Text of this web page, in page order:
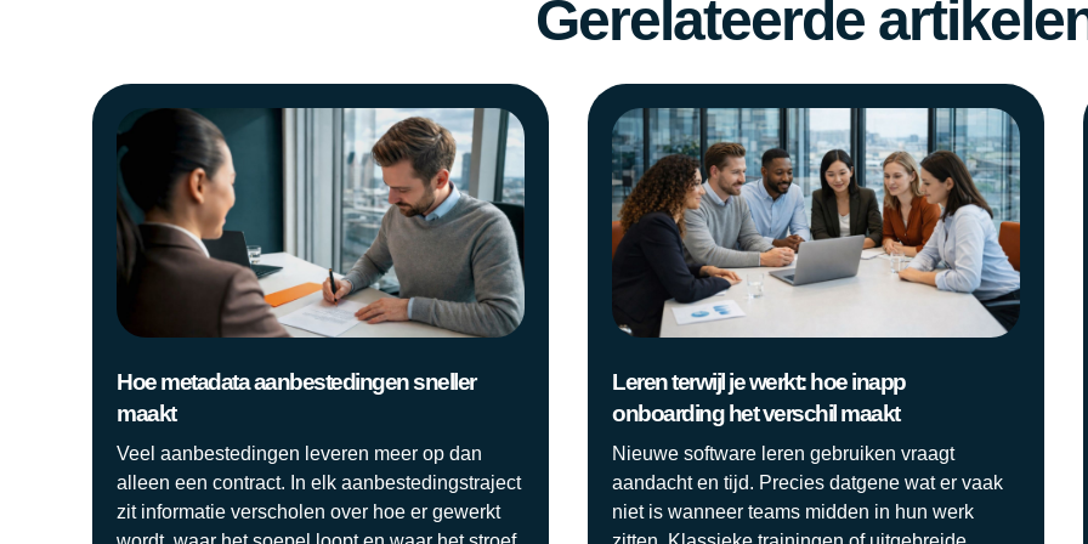
Gerelateerde
Hoe metadata aanbestedingen sneller
maakt
Veel aanbestedingen leveren meer op dan
alleen een contract. In elk aanbestedingstraject
zit informatie verscholen over hoe er gewerkt
Leren terwijl je werkt: hoe inapp
onboarding het verschil maakt
Nieuwe software leren gebruiken vraagt
aandacht en tijd. Precies datgene wat er vaak
niet is wanneer teams midden in hun werk